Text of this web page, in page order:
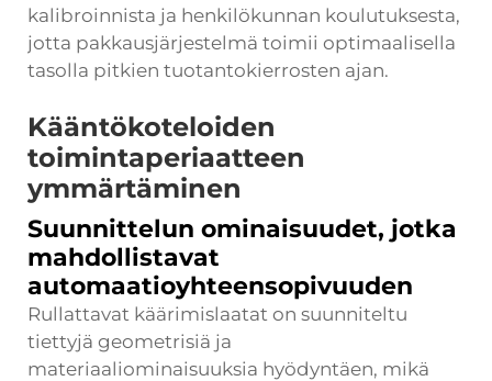
kalibroinnista ja henkilökunnan koulutuksesta,
jotta pakkausjärjestelmä toimii optimaalisella
tasolla pitkien tuotantokierrosten ajan.
Kääntökoteloiden
toimintaperiaatteen
ymmärtäminen
Suunnittelun ominaisuudet, jotka
mahdollistavat
automaatioyhteensopivuuden
Rullattavat käärimislaatat on suunniteltu
tiettyjä geometrisiä ja
materiaaliominaisuuksia hyödyntäen, mikä